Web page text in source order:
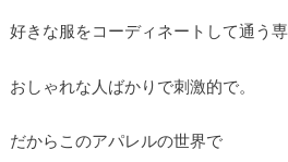
好きな服をコーディネートして通う
おしゃれな人ばかりで刺激的で。
だからこのアパレルの世界で